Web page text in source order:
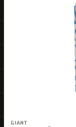
GIANT